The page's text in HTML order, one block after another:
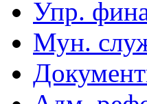
Упр.
Мун.